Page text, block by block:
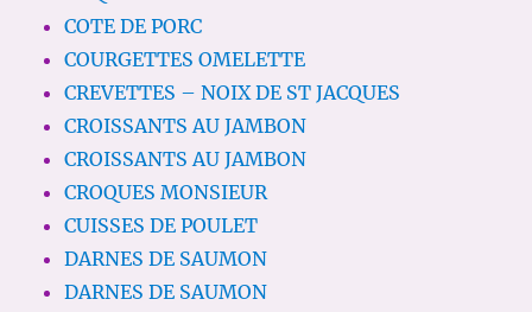
COTE DE PORC
COURGETTES OMELETTE
CREVETTES – NOIX DE ST JACQUES
CROISSANTS AU JAMBON
CROISSANTS AU JAMBON
CROQUES MONSIEUR
CUISSES DE POULET
DARNES DE SAUMON
DARNES DE SAUMON